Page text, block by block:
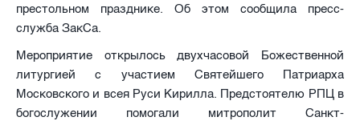
престольном празднике. Об этом сообщила пресс-
служба ЗакСа.
Мероприятие открылось двухчасовой Божественной
литургией с участием Святейшего Патриарха
Московского и всея Руси Кирилла. Предстоятелю РПЦ в
богослужении помогали митрополит Санкт-